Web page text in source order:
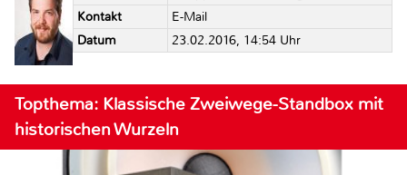
Kontakt
E-Mail
Datum
23.02.2016, 14:54 Uhr
Topthema: Klassische Zweiwege-Standbox mit
historischen Wurzeln